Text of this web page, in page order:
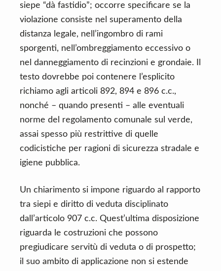
siepe “dà fastidio”; occorre specificare se la
violazione consiste nel superamento della
distanza legale, nell’ingombro di rami
sporgenti, nell’ombreggiamento eccessivo o
nel danneggiamento di recinzioni e grondaie. Il
testo dovrebbe poi contenere l’esplicito
richiamo agli articoli 892, 894 e 896 c.c.,
nonché – quando presenti – alle eventuali
norme del regolamento comunale sul verde,
assai spesso più restrittive di quelle
codicistiche per ragioni di sicurezza stradale e
igiene pubblica.
Un chiarimento si impone riguardo al rapporto
tra siepi e diritto di veduta disciplinato
dall’articolo 907 c.c. Quest’ultima disposizione
riguarda le costruzioni che possono
pregiudicare servitù di veduta o di prospetto;
il suo ambito di applicazione non si estende